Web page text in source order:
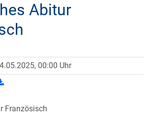
Abitur
00:00 Uhr
Französisch